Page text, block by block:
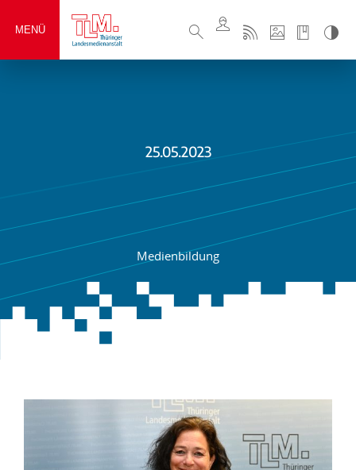
MENÜ
25.05.2023
Medienbildung